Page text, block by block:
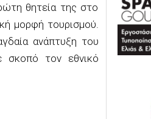
θητεία της στο
μορφή τουρισμού.
ανάπτυξη του
σκοπό τον εθνικό